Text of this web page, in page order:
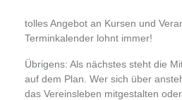
tolles Angebot an Kursen und
Terminkalender lohnt immer!
Übrigens: Als nächstes steht die
auf dem Plan. Wer sich über
das Vereinsleben mitgestalten